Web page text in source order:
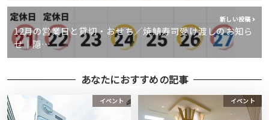
新しい投稿
12月の営業日と貸切・おせち／焼鯖寿司受け渡しのお知ら
せ｜隠…
あなたにおすすめの記事
イベント イベント